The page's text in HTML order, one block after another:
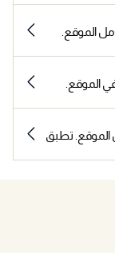
ريال شامل الموقع.
في الموقع.
على شامل الموقع. تطبق